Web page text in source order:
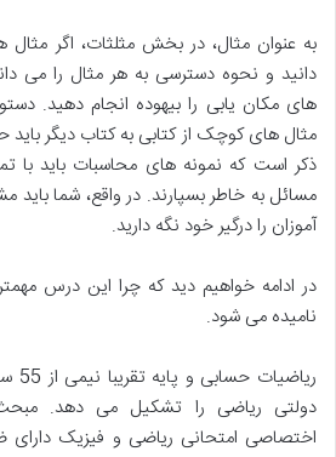
به عنوان مثال، در بخش مثلثات، اگر
دانید و نحوه دسترسی به هر مثال را می
های مکان یابی را بیهوده انجام دهید.
ذکر است که نمونه های محاسبات باید با
مسائل به خاطر بسپارند. در واقع، شما
آموزان را درگیر خود نگه دارید.
در ادامه خواهیم دید که چرا این درس
نامیده می شود.
دولتی ریاضی را تشکیل می دهد.